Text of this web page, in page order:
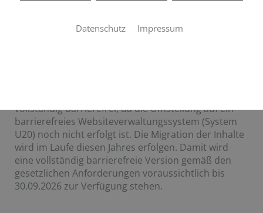
Diese Erklärung zur Barrierefreiheit gilt
vollständig barrierefrei, da die Umstellung auf ein
barrierefreies Websiteverwaltungssystem (System
U20) noch nicht erfolgt ist. Die Migration der Inhalte
wird im Laufe diesen Jahres erfolgen. Damit wird
eine vollständig barrierefreie Version gemäß den
gesetzlichen Anforderungen voraussichtlich bis
30.09.2026 zur Verfügung stehen.
Datenschutz Impressum